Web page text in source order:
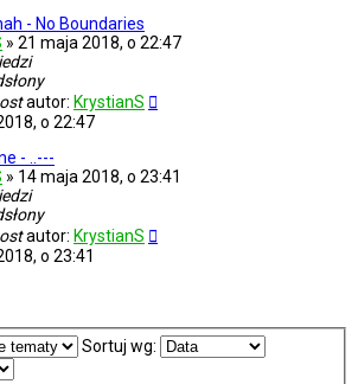
- No Boundaries
» 21 maja 2018, o 22:47
autor: KrystianS
o 22:47
- ..---
» 14 maja 2018, o 23:41
autor: KrystianS
o 23:41
Sortuj wg: